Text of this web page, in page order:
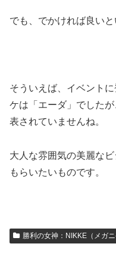
でも、でかければ良い
そういえば、イベント
ケは「エーダ」でした
表されていませんね。
大人な雰囲気の美麗な
もらいたいものです。
勝利の女神：NIKKE（メガニ